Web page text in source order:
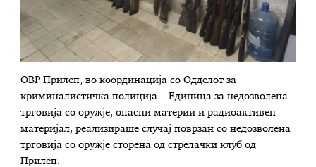
ОВР Прилеп, во координација со Одделот за
криминалистичка полиција – Единица за недозволена
трговија со оружје, опасни материи и радиоактивен
материјал, реализираше случај поврзан со недозволена
трговија со оружје сторена од стрелачки клуб од
Прилеп.